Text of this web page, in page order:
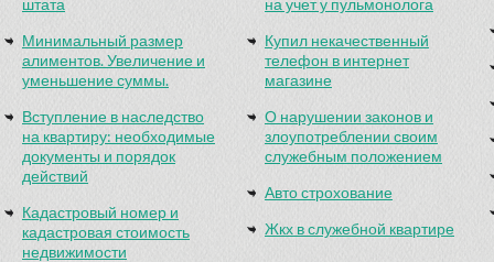
штата
Минимальный размер
алиментов. Увеличение и
уменьшение суммы.
Вступление в наследство
на квартиру: необходимые
документы и порядок
действий
Кадастровый номер и
кадастровая стоимость
недвижимости
на учет у пульмонолога
Купил некачественный
телефон в интернет
магазине
О нарушении законов и
злоупотреблении своим
служебным положением
Авто строхование
Жкх в служебной квартире